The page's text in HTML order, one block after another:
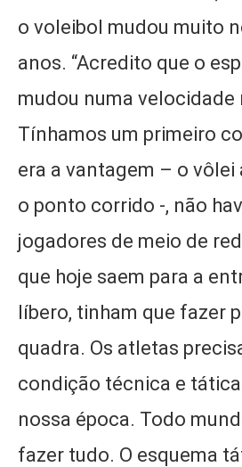
o voleibol mudou muito
anos. “Acredito que o
mudou numa velocidade
Tínhamos um primeiro
era a vantagem – o vôlei
o ponto corrido -, não
jogadores de meio de
que hoje saem para a
líbero, tinham que fazer
quadra. Os atletas
condição técnica e
nossa época. Todo
fazer tudo. O esquema